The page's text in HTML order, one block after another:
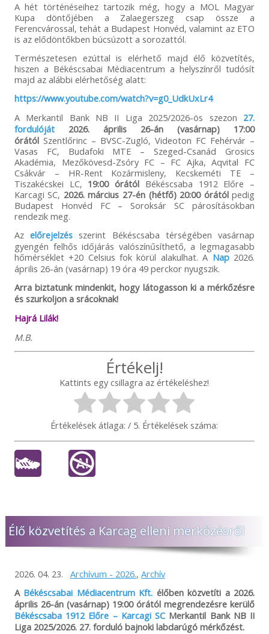
A hét történéseihez tartozik még, hogy a MOL Magyar
Kupa döntőjében a Zalaegerszeg csap össze a
Ferencvárossal, tehát a Budapest Honvéd, valamint az ETO
is az elődöntőkben búcsúzott a sorozattól.
Természetesen ezúttal is elérhető majd élő közvetítés,
hiszen a Békéscsabai Médiacentrum a helyszínről tudósít
majd az alábbi elérhetőség alatt:
https://www.youtube.com/watch?v=g0_UdkUxLr4
A Merkantil Bank NB II Liga 2025/2026-ös szezon 27.
fordulóját
2026. április 26-án (vasárnap) 17:00
órátólSzentlőrinc – BVSC-Zugló, Videoton FC Fehérvár –
Vasas FC, Budafoki MTE – Szeged-Csanád Grosics
Akadémia, Mezőkövesd-Zsóry FC – FC Ajka, Aqvital FC
Csákvár – HR-Rent Kozármisleny, Kecskeméti TE –
Tiszakécskei LC, 19:00 órától Békéscsaba 1912 Előre –
Karcagi SC, 2026. március 27-én (hétfő) 20:00 órátólpedig
Budapest Honvéd FC – Soroksár SC párosításokban
rendezik meg.
Azelőrejelzés szerint Békéscsaba térségében vasárnap
gyengén felhős időjárás valószínűsíthető, a legmagasabb
hőmérséklet +20 Celsius fok körül alakulhat. A Nap2026.
április 26-án (vasárnap) 19 óra 49 perckor nyugszik.
Arra biztatunk mindenkit, hogy látogasson ki a mérkőzésre
és szurkoljon a srácoknak!
Hajrá Lilák!
M.B.
Értékelj!
Kattints egy csillagra az értékeléshez!
Értékelések átlaga:/ 5. Értékelések száma:
Élő közvetítés a Karcag elleni mérkőzésről
2026. 04. 23. Archívum - 2026., Archív
A Békéscsabai Médiacentrum Kft. élőben közvetíti a 2026.
április 26-án (vasárnap) 19:00 órától megrendezésre kerülő
Békéscsaba 1912 Előre – Karcagi SCMerkantil Bank NB II
Liga 2025/2026. 27. forduló bajnoki labdarúgó mérkőzést.